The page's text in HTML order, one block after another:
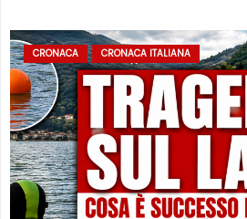
CRONACA CRONACA ITALIANA